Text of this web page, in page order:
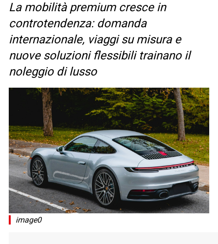
La mobilità premium cresce in
controtendenza: domanda
internazionale, viaggi su misura e
nuove soluzioni flessibili trainano il
noleggio di lusso
image0